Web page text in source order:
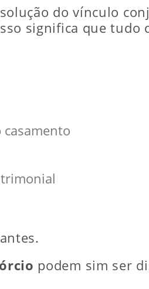
do vínculo
significa que tudo
podem sim ser